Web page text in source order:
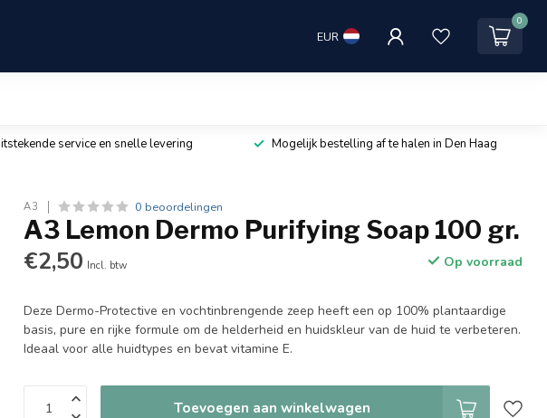
EUR
0
service en snelle levering Mogelijk bestelling af te halen in Den Haag
A3 0 beoordelingen
A3 Lemon Dermo Purifying Soap 100 gr.
€2,50 Incl. btw Op voorraad
Deze Dermo-Protective en vochtinbrengende zeep heeft een op 100% plantaardige
basis, pure en rijke formule om de helderheid en huidskleur van de huid te verbeteren.
Ideaal voor alle huidtypes en bevat vitamine E.
Toevoegen aan winkelwagen